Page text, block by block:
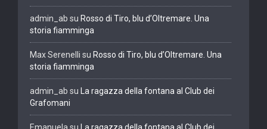
admin_ab su Rosso di Tiro, blu d’Oltremare. Una
storia fiamminga
Max Serenelli su Rosso di Tiro, blu d’Oltremare. Una
storia fiamminga
admin_ab su
La ragazza della fontana al Club dei
Grafomani